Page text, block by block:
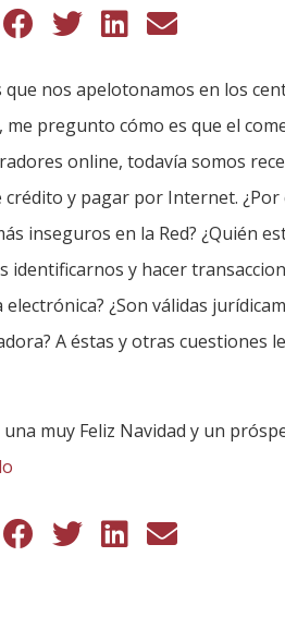
que nos apelotonamos en los
pregunto cómo es que el
online, todavía somos
y pagar por Internet. ¿Por
inseguros en la Red? ¿Quién
identificarnos y hacer
¿Son válidas
A éstas y otras cuestiones
muy Feliz Navidad y un